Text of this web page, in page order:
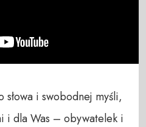
i swobodnej myśli,
i dla Was – obywatelek i